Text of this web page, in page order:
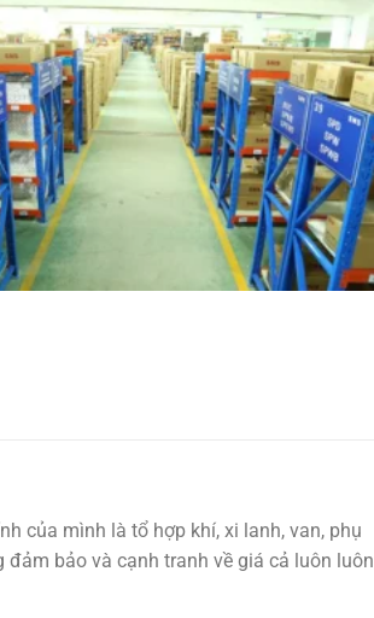
của mình là tổ hợp khí, xi lanh, van, phụ
bảo và cạnh tranh về giá cả luôn luôn